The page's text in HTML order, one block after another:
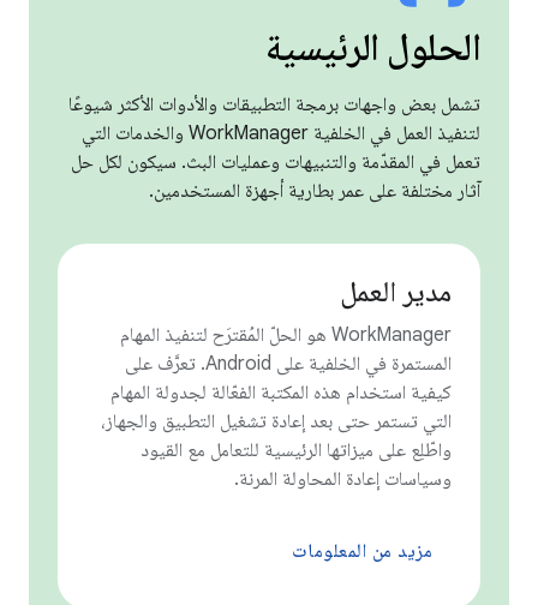
الحلول الرئيسية
تشمل بعض واجهات برمجة التطبيقات والأدوات الأكثر شيوعًا
لتنفيذ العمل في الخلفية WorkManager والخدمات التي
تعمل في المقدّمة والتنبيهات وعمليات البث. سيكون لكل حل
آثار مختلفة على عمر بطارية أجهزة المستخدمين.
مدير العمل
‫WorkManager هو الحلّ المُقترَح لتنفيذ المهام
المستمرة في الخلفية على Android. تعرَّف على
كيفية استخدام هذه المكتبة الفعّالة لجدولة المهام
التي تستمر حتى بعد إعادة تشغيل التطبيق والجهاز،
واطّلِع على ميزاتها الرئيسية للتعامل مع القيود
وسياسات إعادة المحاولة المرنة.
مزيد من المعلومات